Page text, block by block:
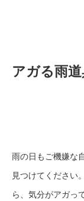
アガる雨
雨の日もご機嫌な
見つけてください
ら、気分がアガっ